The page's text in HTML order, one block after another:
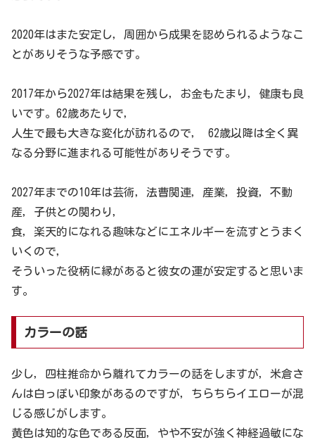
2020年はまた安定し，周囲から成果を認められるようなこ
とがありそうな予感です。
2017年から2027年は結果を残し，お金もたまり，健康も良
いです。62歳あたりで，
人生で最も大きな変化が訪れるので， 62歳以降は全く異
なる分野に進まれる可能性がありそうです。
2027年までの10年は芸術，法曹関連，産業，投資，不動
産，子供との関わり，
食，楽天的になれる趣味などにエネルギーを流すとうまく
いくので，
そういった役柄に縁があると彼女の運が安定すると思いま
す。
カラーの話
少し，四柱推命から離れてカラーの話をしますが，米倉さ
んは白っぽい印象があるのですが，ちらちらイエローが混
じる感じがします。
黄色は知的な色である反面，やや不安が強く神経過敏にな